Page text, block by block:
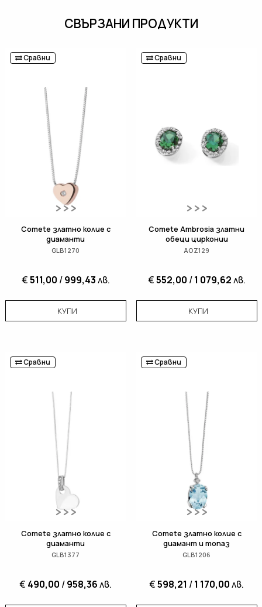
СВЪРЗАНИ ПРОДУКТИ
Сравни
Comete златно колие с
диаманти
GLB1270
€511,00 /999,43лв.
КУПИ
Сравни
Comete Ambrosia златни
обеци цирконии
AOZ129
€552,00 /1 079,62лв.
КУПИ
Сравни
Comete златно колие с
диаманти
GLB1377
€ 490,00 /958,36лв.
Сравни
Comete златно колие с
диамант и топаз
GLB1206
€598,21 /1 170,00лв.